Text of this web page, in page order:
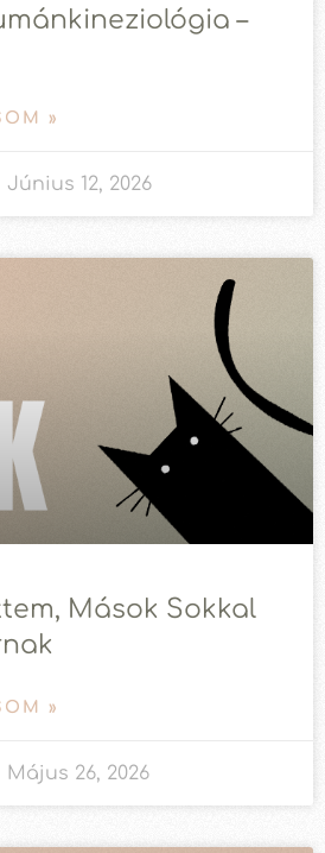
–
»
Június 12, 2026
Mások Sokkal
»
Május 26, 2026